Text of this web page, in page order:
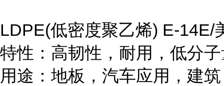
LDPE(低密度聚乙烯) E-14E/
特性：高韧性，耐用，低分
用途：地板，汽车应用，建